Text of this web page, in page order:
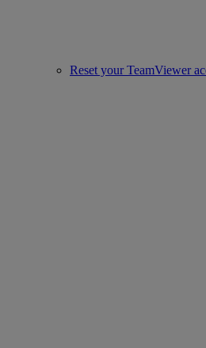
Reset your TeamViewer